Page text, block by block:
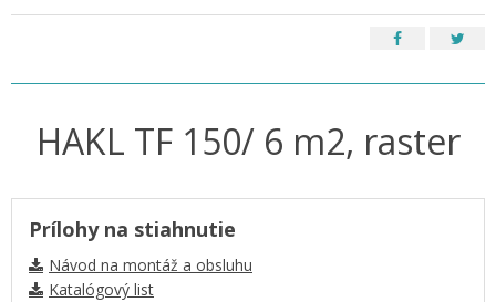
HAKL TF 150/ 6 m2, raster
Prílohy na stiahnutie
Návod na montáž a obsluhu
Katalógový list